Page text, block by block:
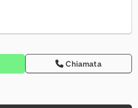
Chiamata